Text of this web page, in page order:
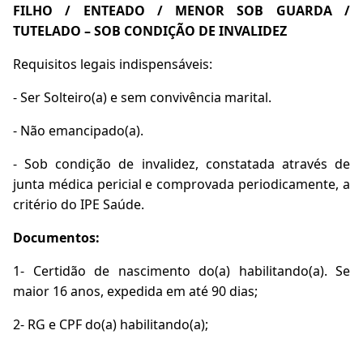
FILHO / ENTEADO / MENOR SOB GUARDA /
TUTELADO – SOB CONDIÇÃO DE INVALIDEZ
Requisitos legais indispensáveis:
- Ser Solteiro(a) e sem convivência marital.
- Não emancipado(a).
- Sob condição de invalidez, constatada através de
junta médica pericial e comprovada periodicamente, a
critério do IPE Saúde.
Documentos:
1- Certidão de nascimento do(a) habilitando(a). Se
maior 16 anos, expedida em até 90 dias;
2- RG e CPF do(a) habilitando(a);